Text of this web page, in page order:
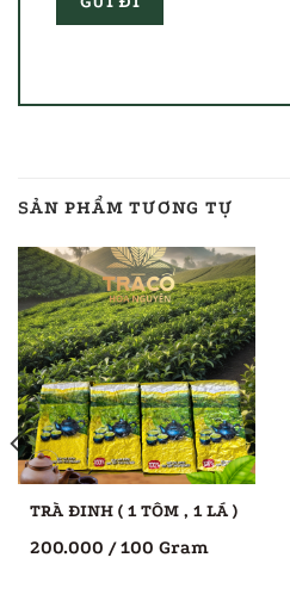
SẢN PHẨM TƯƠNG TỰ
TRÀ ĐINH ( 1 TÔM , 1 LÁ )
200.000 / 100 Gram